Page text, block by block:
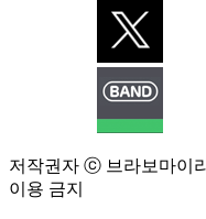
저작권자 ⓒ 브라보마이
이용 금지